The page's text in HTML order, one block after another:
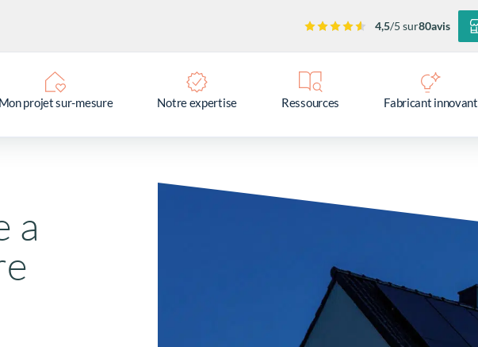
4,5/5 sur80avis
Mon projet sur-mesure Notre expertise Ressources Fabricant innovant
a